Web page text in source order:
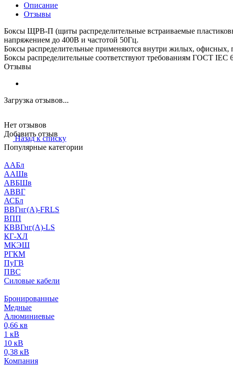
Описание
Отзывы
Боксы ЩРВ-П (щиты распределительные встраиваемые
напряжением до 400В и частотой 50Гц.
Боксы распределительные применяются внутри жилых, офисных,
Боксы распределительные соответствуют требованиям ГОСТ IEC
Отзывы
Загрузка отзывов...
Нет отзывов
Добавить отзыв
Назад к списку
Популярные категории
ААБл
ААШв
АВБШв
АВВГ
АСБл
ВВГнг(А)-FRLS
ВПП
КВВГнг(А)-LS
КГ-ХЛ
МКЭШ
РГКМ
ПуГВ
ПВС
Силовые кабели
Бронированные
Медные
Алюминиевые
0,66 кв
1 кВ
10 кВ
0,38 кВ
Компания